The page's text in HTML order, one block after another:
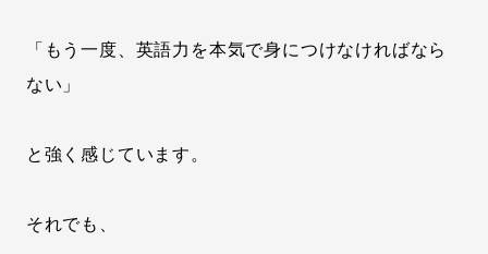
「もう一度、英語力を本気で身につけなければなら
ない」
と強く感じています。
それでも、